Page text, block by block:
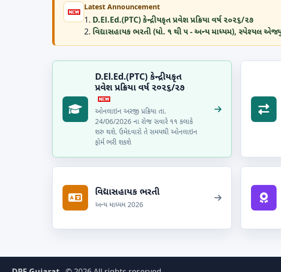
Latest Announcement
1. D.El.Ed.(PTC) કેન્દ્રીયકૃત પ્રવેશ પ્રક્રિયા વર્ષ ૨૦૨૬/૨૭
2. વિદ્યાસહાયક ભરતી (ધો. ૧ થી ૫ - અન્ય માધ્યમ), સ્પેશ્યલ
D.El.Ed.(PTC) કેન્દ્રીયકૃત
પ્રવેશ પ્રક્રિયા વર્ષ ૨૦૨૬/૨૭
ઓનલાઇન અરજી પ્રક્રિયા તા.
24/06/2026 ના રોજ સવારે ૧૧ કલાકે
શરુ થશે. ઉમેદવારો તે સમયથી ઓનલાઇન
ફોર્મ ભરી શકશે
વિદ્યાસહાયક ભરતી
અન્ય માધ્યમ 2026